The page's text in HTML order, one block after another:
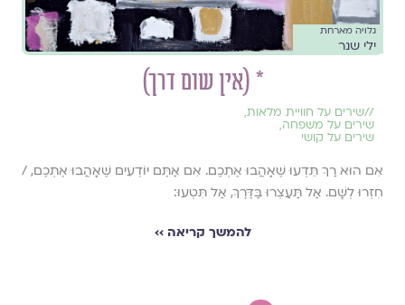
גלויה מארחת
ילי שנר
* (אין שום דרך)
//שירים על חוויית מלאות,
שירים על משפחה,
שירים על קושי
אִם הוּא רַךְ תֵּדְעוּ שֶׁאָהֲבוּ אֶתְכֶם. אִם אַתֶּם יוֹדְעִים שֶׁאָהֲבוּ אֶתְכֶם, /
חִזְרוּ לְשָׁם. אַל תַּעַצְרוּ בַּדֶּרֶךְ, אַל תִּטְעוּ:
להמשך קריאה ››